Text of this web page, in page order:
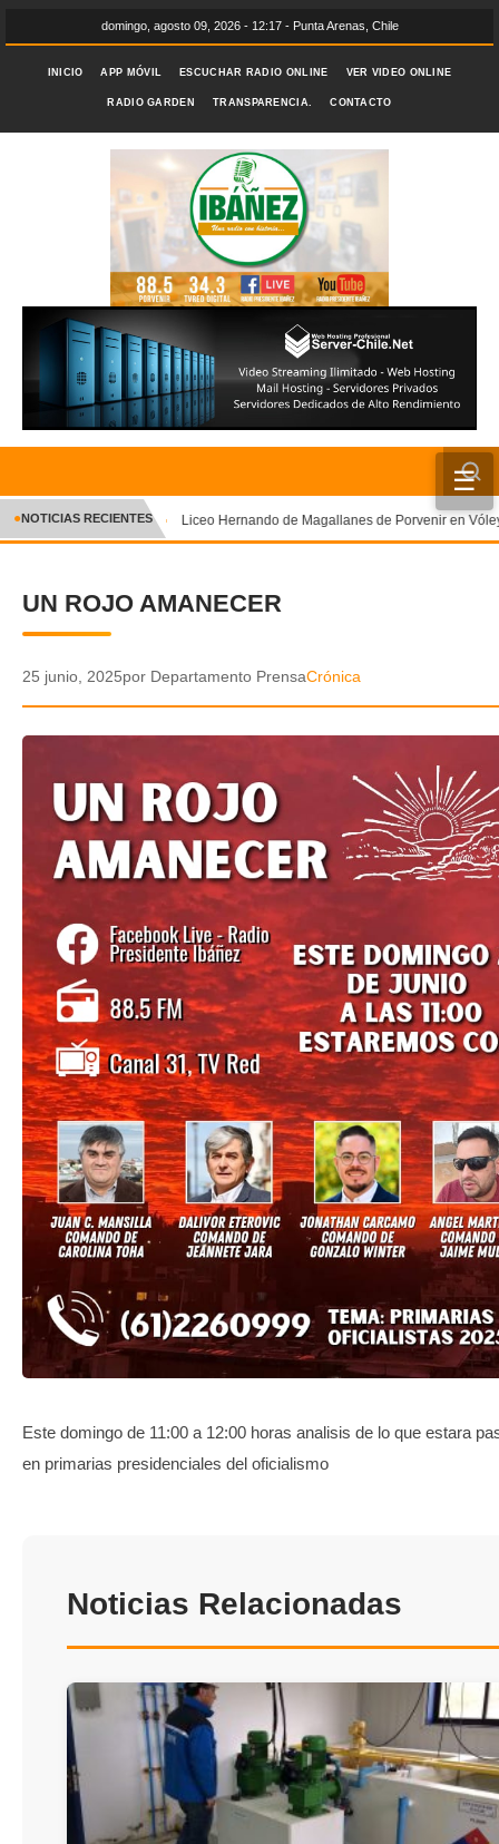
domingo, agosto 09, 2026 - 12:17 - Punta Arenas, Chile
INICIO APP MÓVIL ESCUCHAR RADIO ONLINE VER VIDEO ONLINE
RADIO GARDEN TRANSPARENCIA. CONTACTO
☰
INICIO
CRÓNICA
DEPORTES
POLICIAL
AUDIOS
VIDEOS
GALERIA DE FOTOS
APP MÓVIL
TRANSPARENCIA
✕
●NOTICIAS RECIENTES Liceo Hernando de Magallanes de Porvenir en
UN ROJO AMANECER
25 junio, 2025por Departamento PrensaCrónica
Este domingo de 11:00 a 12:00 horas analisis de lo que estara
en primarias presidenciales del oficialismo
Noticias Relacionadas